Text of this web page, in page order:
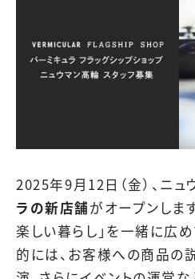
2025年9月12日（金）、ニュ
ラの新店舗がオープンしま
楽しい暮らし」を一緒に広
的には、お客様への商品の